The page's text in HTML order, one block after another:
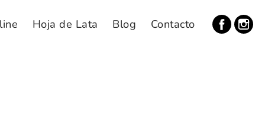
Hoja de Lata Blog Contacto